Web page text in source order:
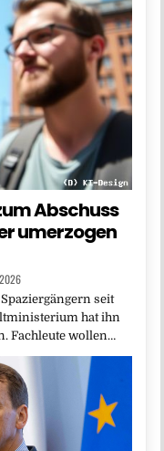
Abschuss
umerzogen
seit
hat ihn
Fachleute wollen…